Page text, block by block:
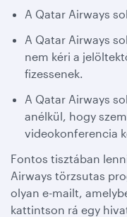
A Qatar Airways
A Qatar Airways
nem kéri a
fizessenek.
A Qatar Airways
anélkül, hogy
videokonferencia
Fontos tisztában
Airways törzsutas
olyan e-mailt,
kattintson rá egy